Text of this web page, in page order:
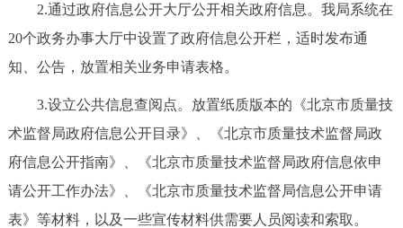
2.通过政府信息公开大厅公开相关政府信息。我局系统在
20个政务办事大厅中设置了政府信息公开栏，适时发布通
知、公告，放置相关业务申请表格。
3.设立公共信息查阅点。放置纸质版本的《北京市质量技
术监督局政府信息公开目录》、《北京市质量技术监督局政
府信息公开指南》、《北京市质量技术监督局政府信息依申
请公开工作办法》、《北京市质量技术监督局信息公开申请
表》等材料，以及一些宣传材料供需要人员阅读和索取。